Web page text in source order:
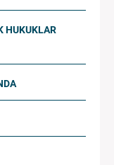
HUKUKLAR